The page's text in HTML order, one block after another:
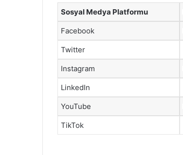
Sosyal Medya Platformu
Facebook
Twitter
Instagram
LinkedIn
YouTube
TikTok